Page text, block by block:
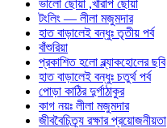
ভালো ছোঁয়া ,খারাপ ছোঁয়া
টংলিং — লীলা মজুমদার
হাত বাড়ালেই বন্ধুঃ তৃতীয় পর্ব
বাঁশুরিয়া
প্রকাশিত হলো ব্ল্যাকহোলের ছবি
হাত বাড়ালেই বন্ধুঃ চতুর্থ পর্ব
পোড়া কাঠির দুর্গাঠাকুর
কাগ নয়ঃ লীলা মজুমদার
জীববৈচিত্র্য রক্ষার প্রয়োজনীয়তা